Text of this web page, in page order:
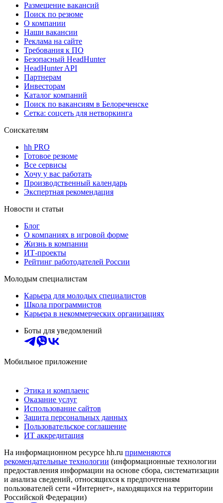
Размещение вакансий
Поиск по резюме
О компании
Наши вакансии
Реклама на сайте
Требования к ПО
Безопасный HeadHunter
HeadHunter API
Партнерам
Инвесторам
Каталог компаний
Поиск по вакансиям в Белореченске
Сетка: соцсеть для нетворкинга
Соискателям
hh PRO
Готовое резюме
Все сервисы
Хочу у вас работать
Производственный календарь
Экспертная рекомендация
Новости и статьи
Блог
О компаниях в игровой форме
Жизнь в компании
ИТ-проекты
Рейтинг работодателей России
Молодым специалистам
Карьера для молодых специалистов
Школа программистов
Карьера в некоммерческих организациях
Боты для уведомлений
Мобильное приложение
Этика и комплаенс
Оказание услуг
Использование сайтов
Защита персональных данных
Пользовательское соглашение
ИТ аккредитация
На информационном ресурсе hh.ru применяются
рекомендательные технологии (информационные технологии
предоставления информации на основе сбора, систематизации
и анализа сведений, относящихся к предпочтениям
пользователей сети «Интернет», находящихся на территории
Российской Федерации)